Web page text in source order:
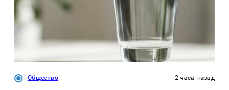
Общество 2 часа назад